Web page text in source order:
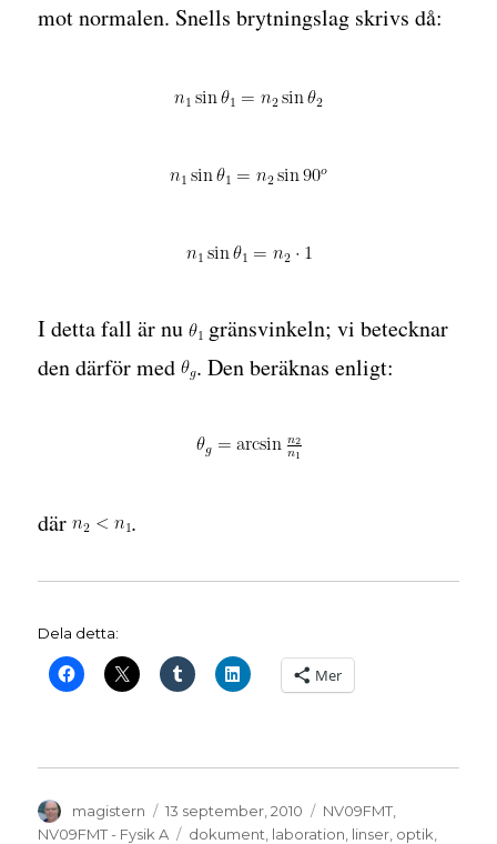
mot normalen. Snells brytningslag skrivs då:
I detta fall är nu
gränsvinkeln; vi betecknar
den därför med . Den beräknas enligt:
där .
Dela detta:
Mer
Författare
magistern
Publicerat
den
13 september, 2010 Kategorier
NV09FMT
NV09FMT - Fysik A
Etiketter
dokument laboration linser optik